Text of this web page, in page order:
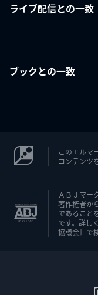
ライブ配信との一致
ブックとの一致
このエルマ
コンテンツ
ＡＢＪマー
著作権者か
であること
です。詳し
協議会］で